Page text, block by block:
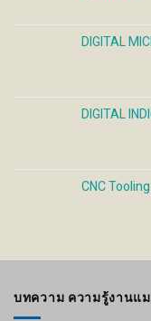
DIGITAL
DIGITAL
CNC
บทความ ความรู้งานแ